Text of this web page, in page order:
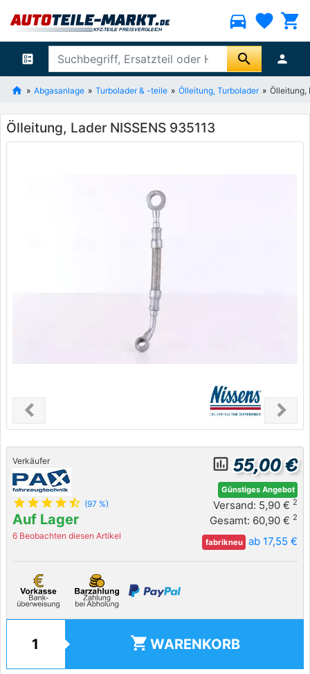
directions_car favorite shopping_cart
ballot search person
Abgasanlage Turbolader & -teile Ölleitung, Turbolader Ölleitung,
Ölleitung, Lader NISSENS 935113
chevron_leftPrevious chevron_right
Next
Verkäufer
star star star star star_half (97 %)
Auf Lager
6 Beobachten diesen Artikel
insert_chart_outlined 55,00 €
Günstiges Angebot
Versand: 5,90 € 2
Gesamt: 60,90 € 2
fabrikneu ab 17,55 €
shopping_cart WARENKORB